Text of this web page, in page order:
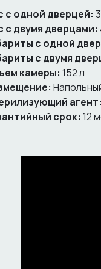
с одной дверцей:
с двумя дверцами:
с одной
с двумя
камеры: 152 л
агент:
срок: 12